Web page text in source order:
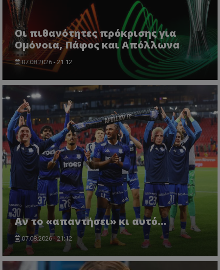
Οι πιθανότητες πρόκρισης για
Ομόνοια, Πάφος και Απόλλωνα
07.08.2026 - 21:12
Αν το «απαντήσει» κι αυτό...
07.08.2026 - 21:12